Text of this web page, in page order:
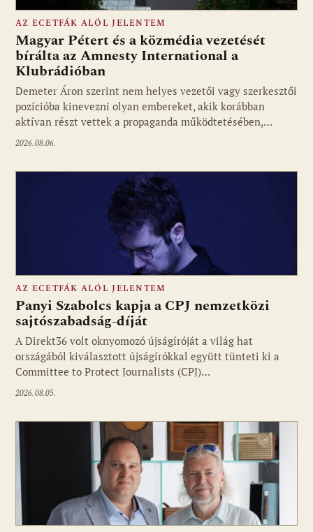
Fotó: media1.hu
AZ ECETFÁK ALÓL JELENTEM
Magyar Pétert és a közmédia vezetését
bírálta az Amnesty International a
Klubrádióban
Demeter Áron szerint nem helyes vezetői vagy szerkesztői
pozícióba kinevezni olyan embereket, akik korábban
aktívan részt vettek a propaganda működtetésében,…
2026.08.06.
Fotó: media1.hu
AZ ECETFÁK ALÓL JELENTEM
Panyi Szabolcs kapja a CPJ nemzetközi
sajtószabadság-díját
A Direkt36 volt oknyomozó újságíróját a világ hat
országából kiválasztott újságírókkal együtt tünteti ki a
Committee to Protect Journalists (CPJ)…
2026.08.05.